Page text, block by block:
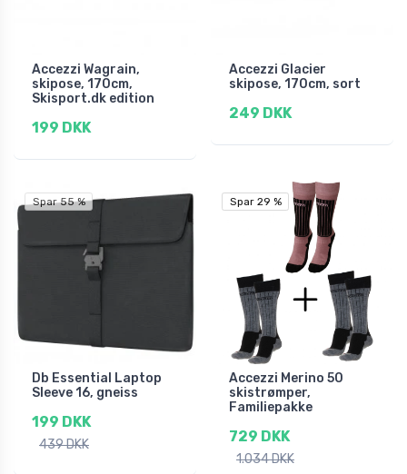
Accezzi Wagrain,
skipose, 170cm,
Skisport.dk edition
199 DKK
Accezzi Glacier
skipose, 170cm, sort
249 DKK
Spar 55 %
Db Essential Laptop
Sleeve 16, gneiss
199 DKK
439 DKK
Spar 29 %
Spar 29 %
Accezzi Merino 50
skistrømper,
Familiepakke
729 DKK
1.034 DKK